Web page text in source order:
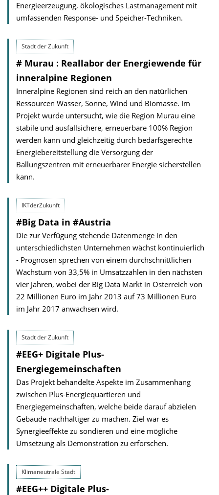
Energieerzeugung, ökologisches Lastmanagement mit
umfassen­den Response- und Speicher-Techniken.
Stadt der Zukunft
# Murau : Reallabor der Energiewende für
inneralpine Regionen
Inneralpine Regionen sind reich an den natürlichen
Ressourcen Wasser, Sonne, Wind und Biomasse. Im
Projekt wurde untersucht, wie die Region Murau eine
stabile und ausfallsichere, erneuerbare 100% Region
werden kann und gleichzeitig durch bedarfsgerechte
Energiebereitstellung die Versorgung der
Ballungszentren mit erneuerbarer Energie sicherstellen
kann.
IKTderZukunft
#Big Data in #Austria
Die zur Verfügung stehende Datenmenge in den
unterschiedlichsten Unternehmen wächst kontinuierlich
- Prognosen sprechen von einem durchschnittlichen
Wachstum von 33,5% in Umsatzzahlen in den nächsten
vier Jahren, wobei der Big Data Markt in Österreich von
22 Millionen Euro im Jahr 2013 auf 73 Millionen Euro
im Jahr 2017 anwachsen wird.
Stadt der Zukunft
#EEG+ Digitale Plus-
Energiegemeinschaften
Das Projekt behandelte Aspekte im Zusammenhang
zwischen Plus-Energiequartieren und
Energiegemeinschaften, welche beide darauf abzielen
Gebäude nachhaltiger zu machen. Ziel war es
Synergieeffekte zu sondieren und eine mögliche
Umsetzung als Demonstration zu erforschen.
Klimaneutrale Stadt
#EEG++ Digitale Plus-